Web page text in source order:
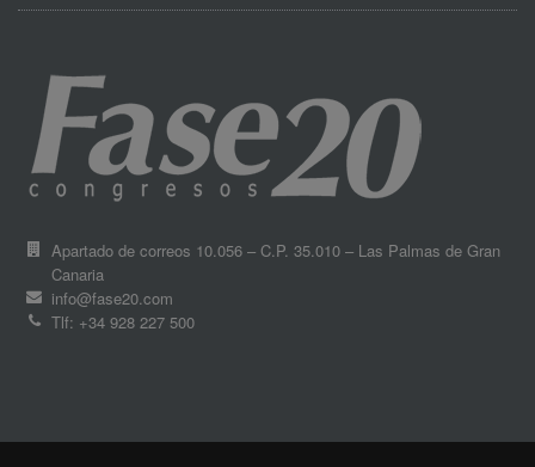
Apartado de correos 10.056 – C.P. 35.010 – Las Palmas de Gran
Canaria
info@fase20.com
Tlf: +34 928 227 500